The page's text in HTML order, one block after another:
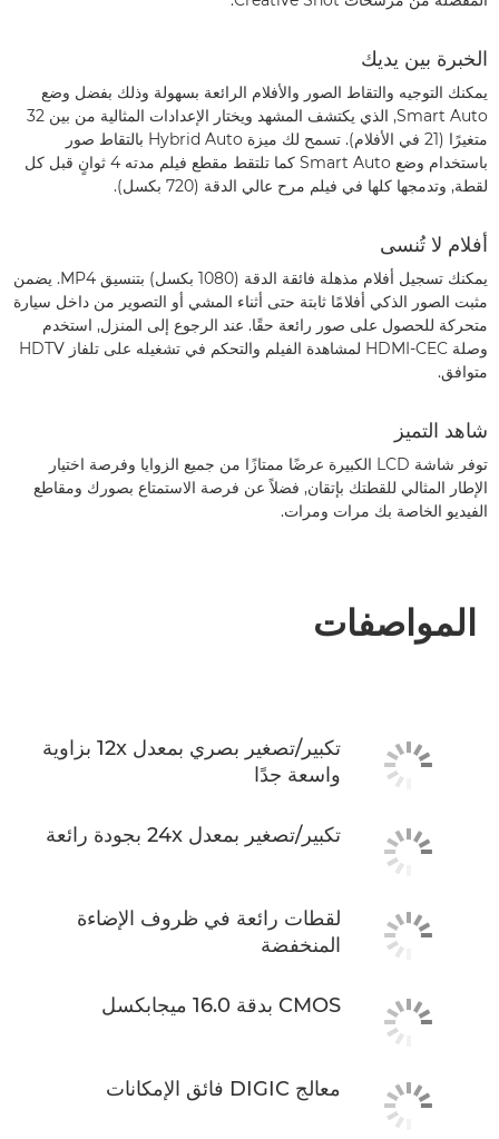
الخبرة بين يديك
يمكنك التوجيه والتقاط الصور والأفلام الرائعة بسهولة وذلك بفضل وضع
Smart Auto, الذي يكتشف المشهد ويختار الإعدادات المثالية من بين 32
متغيرًا (21 في الأفلام). تسمح لك ميزة Hybrid Auto بالتقاط صور
باستخدام وضع Smart Auto كما تلتقط مقطع فيلم مدته 4 ثوانٍ قبل كل
لقطة, وتدمجها كلها في فيلم مرح عالي الدقة (720 بكسل).
أفلام لا تُنسى
يمكنك تسجيل أفلام مذهلة فائقة الدقة (1080 بكسل) بتنسيق MP4. يضمن
مثبت الصور الذكي أفلامًا ثابتة حتى أثناء المشي أو التصوير من داخل سيارة
متحركة للحصول على صور رائعة حقًا. عند الرجوع إلى المنزل, استخدم
وصلة HDMI-CEC لمشاهدة الفيلم والتحكم في تشغيله على تلفاز HDTV
متوافق.
شاهد التميز
توفر شاشة LCD الكبيرة عرضًا ممتازًا من جميع الزوايا وفرصة اختيار
الإطار المثالي للقطتك بإتقان, فضلاً عن فرصة الاستمتاع بصورك ومقاطع
الفيديو الخاصة بك مرات ومرات.
المواصفات
تكبير/تصغير بصري بمعدل 12x بزاوية
واسعة جدًا
تكبير/تصغير بمعدل 24x بجودة رائعة
لقطات رائعة في ظروف الإضاءة
المنخفضة
CMOS بدقة 16.0 ميجابكسل
معالج DIGIC فائق الإمكانات